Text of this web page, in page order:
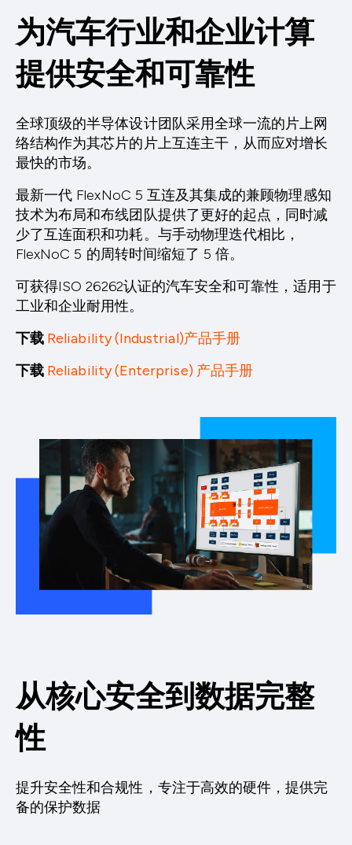
为汽车行业和企业计算
提供安全和可靠性
全球顶级的半导体设计团队采用全球一流的片上网
络结构作为其芯片的片上互连主干，从而应对增长
最快的市场。
最新一代 FlexNoC 5 互连及其集成的兼顾物理感知
技术为布局和布线团队提供了更好的起点，同时减
少了互连面积和功耗。与手动物理迭代相比，
FlexNoC 5 的周转时间缩短了 5 倍。
可获得ISO 26262认证的汽车安全和可靠性，适用于
工业和企业耐用性。
下载 Reliability (Industrial)产品手册
下载 Reliability (Enterprise) 产品手册
从核心安全到数据完整
性
提升安全性和合规性，专注于高效的硬件，提供完
备的保护数据